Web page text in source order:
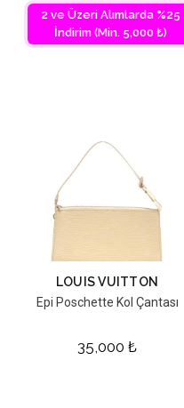
2 ve Üzeri Alımlarda %25
İndirim (Min. 5,000 ₺)
LOUIS VUITTON
Epi Poschette Kol Çantası
35,000 ₺